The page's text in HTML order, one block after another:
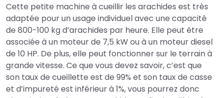
Cette petite machine à cueillir les arachides est très
adaptée pour un usage individuel avec une capacité
de 800-100 kg d’arachides par heure. Elle peut être
associée à un moteur de 7,5 kW ou à un moteur diesel
de 10 HP. De plus, elle peut fonctionner sur le terrain à
grande vitesse. Ce que vous devez savoir, c’est que
son taux de cueillette est de 99% et son taux de casse
et d’impureté est inférieur à 1%, vous pourrez donc